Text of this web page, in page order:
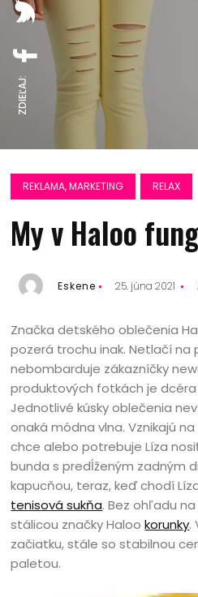
ZDIEĽAJ:
REKLAMA, MARKETING RELAX
My v Haloo
Eskene 25. júna 2021
Značka detského oblečenia
pozerá trochu inak. Netlačí na
nebombarduje zákazníčky
produktových fotkách je dcéra
Jednotlivé kúsky oblečenia
onaká módna vlna. Vznikajú
chce alebo potrebuje Líza
bunda s predĺženým zadným
kapucňou, teraz, keď chodí
tenisová sukňa. Bez ohľadu
stálicou značky Halookorunky.
začiatku, stále so stabilnou
paletou.